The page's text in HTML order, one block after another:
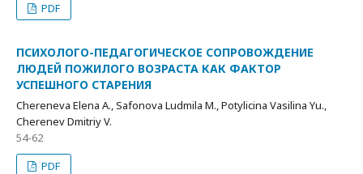
PDF
ПСИХОЛОГО-ПЕДАГОГИЧЕСКОЕ СОПРОВОЖДЕНИЕ
ЛЮДЕЙ ПОЖИЛОГО ВОЗРАСТА КАК ФАКТОР
УСПЕШНОГО СТАРЕНИЯ
Chereneva Elena A., Safonova Ludmila M., Potylicina Vasilina Yu.,
Cherenev Dmitriy V.
54-62
PDF